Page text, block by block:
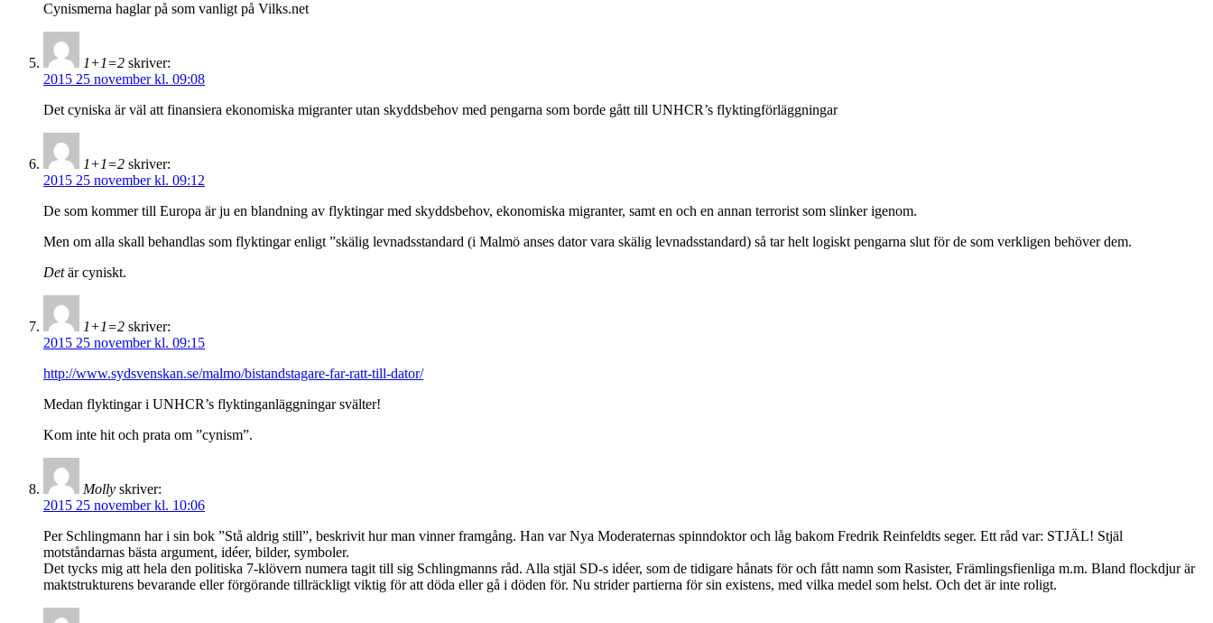
Cynismerna haglar på som vanligt på Vilks.net
1+1=2 skriver:
2015 25 november kl. 09:08
Det cyniska är väl att finansiera ekonomiska migranter utan skyddsbehov med pengarna som borde gått till UNHCR’s flyktingförläggningar
1+1=2 skriver:
2015 25 november kl. 09:12
De som kommer till Europa är ju en blandning av flyktingar med skyddsbehov, ekonomiska migranter, samt en och en annan terrorist som slinker igenom.
Men om alla skall behandlas som flyktingar enligt ”skälig levnadsstandard (i Malmö anses dator vara skälig levnadsstandard) så tar helt logiskt pengarna slut för de som verkligen behöver dem.
Detär cyniskt.
1+1=2 skriver:
2015 25 november kl. 09:15
http://www.sydsvenskan.se/malmo/bistandstagare-far-ratt-till-dator/
Medan flyktingar i UNHCR’s flyktinganläggningar svälter!
Kom inte hit och prata om ”cynism”.
Molly skriver:
2015 25 november kl. 10:06
Per Schlingmann har i sin bok ”Stå aldrig still”, beskrivit hur man vinner framgång. Han var Nya Moderaternas spinndoktor och låg bakom Fredrik Reinfeldts seger. Ett råd var: STJÄL! Stjäl
motståndarnas bästa argument, idéer, bilder, symboler.
Det tycks mig att hela den politiska 7-klövern numera tagit till sig Schlingmanns råd. Alla stjäl SD-s idéer, som de tidigare hånats för och fått namn som Rasister, Främlingsfienliga m.m. Bland flockdjur är
maktstrukturens bevarande eller förgörande tillräckligt viktig för att döda eller gå i döden för. Nu strider partierna för sin existens, med vilka medel som helst. Och det är inte roligt.